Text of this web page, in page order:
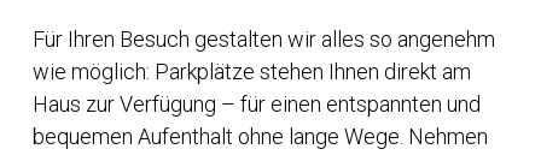
Für Ihren Besuch gestalten wir alles so angenehm
wie möglich: Parkplätze stehen Ihnen direkt am
Haus zur Verfügung – für einen entspannten und
bequemen Aufenthalt ohne lange Wege. Nehmen